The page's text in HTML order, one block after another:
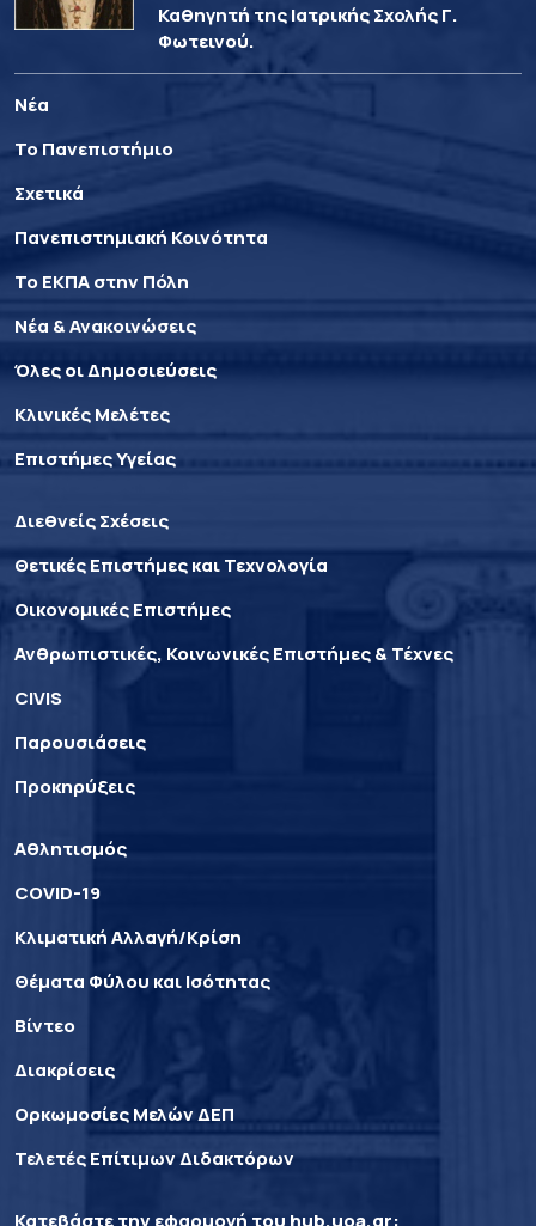
Καθηγητή της Ιατρικής Σχολής Γ.
Φωτεινού.
Νέα
Το Πανεπιστήμιο
Σχετικά
Πανεπιστημιακή Κοινότητα
Το ΕΚΠΑ στην Πόλη
Νέα & Ανακοινώσεις
Όλες οι Δημοσιεύσεις
Κλινικές Μελέτες
Επιστήμες Υγείας
Διεθνείς Σχέσεις
Θετικές Επιστήμες και Τεχνολογία
Οικονομικές Επιστήμες
Ανθρωπιστικές, Κοινωνικές Επιστήμες & Τέχνες
CIVIS
Παρουσιάσεις
Προκηρύξεις
Αθλητισμός
COVID-19
Κλιματική Αλλαγή/Κρίση
Θέματα Φύλου και Ισότητας
Βίντεο
Διακρίσεις
Ορκωμοσίες Μελών ΔΕΠ
Τελετές Επίτιμων Διδακτόρων
Κατεβάστε την εφαρμογή του hub.uoa.gr: